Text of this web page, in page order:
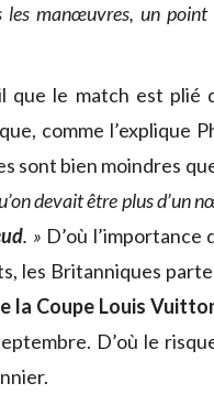
les manœuvres, un
que le match est plié
comme
sont bien moindres
devait être plus d’un
. » D’où
les Britanniques
la Coupe Louis
D’où le